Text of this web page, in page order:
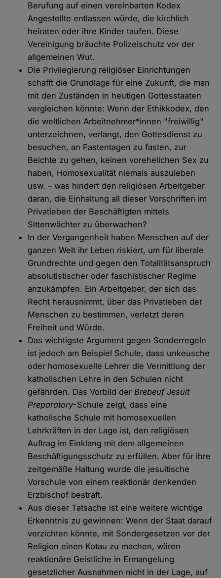
Berufung auf einen vereinbarten Kodex
Angestellte entlassen würde, die kirchlich
heiraten oder ihre Kinder taufen. Diese
Vereinigung bräuchte Polizeischutz vor der
allgemeinen Wut.
Die Privilegierung religiöser Einrichtungen
schafft die Grundlage für eine Zukunft, die man
mit den Zuständen in heutigen Gottesstaaten
vergleichen könnte: Wenn der Ethikkodex, den
die weltlichen Arbeitnehmer*innen "freiwillig"
unterzeichnen, verlangt, den Gottesdienst zu
besuchen, an Fastentagen zu fasten, zur
Beichte zu gehen, keinen vorehelichen Sex zu
haben, Homosexualität niemals auszuleben
usw. – was hindert den religiösen Arbeitgeber
daran, die Einhaltung all dieser Vorschriften im
Privatleben der Beschäftigten mittels
Sittenwächter zu überwachen?
In der Vergangenheit haben Menschen auf der
ganzen Welt ihr Leben riskiert, um für liberale
Grundrechte und gegen den Totalitätsanspruch
absolutistischer oder faschistischer Regime
anzukämpfen. Ein Arbeitgeber, der sich das
Recht herausnimmt, über das Privatleben der
Menschen zu bestimmen, verletzt deren
Freiheit und Würde.
Das wichtigste Argument gegen Sonderregeln
ist jedoch am Beispiel Schule, dass unkeusche
oder homosexuelle Lehrer die Vermittlung der
katholischen Lehre in den Schulen nicht
gefährden. Das Vorbild derBrebeuf Jesuit
Preparatory-Schule zeigt, dass eine
katholische Schule mit homosexuellen
Lehrkräften in der Lage ist, den religiösen
Auftrag im Einklang mit dem allgemeinen
Beschäftigungsschutz zu erfüllen. Aber für ihre
zeitgemäße Haltung wurde die jesuitische
Vorschule von einem reaktionär denkenden
Erzbischof bestraft.
Aus dieser Tatsache ist eine weitere wichtige
Erkenntnis zu gewinnen: Wenn der Staat darauf
verzichten könnte, mit Sondergesetzen vor der
Religion einen Kotau zu machen, wären
reaktionäre Geistliche in Ermangelung
gesetzlicher Ausnahmen nicht in der Lage, auf